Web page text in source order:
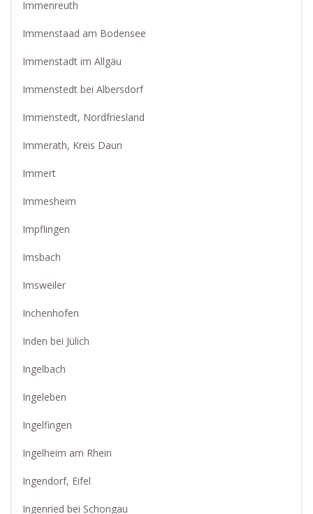
Immenreuth
Immenstaad am Bodensee
Immenstadt im Allgäu
Immenstedt bei Albersdorf
Immenstedt, Nordfriesland
Immerath, Kreis Daun
Immert
Immesheim
Impflingen
Imsbach
Imsweiler
Inchenhofen
Inden bei Jülich
Ingelbach
Ingeleben
Ingelfingen
Ingelheim am Rhein
Ingendorf, Eifel
Ingenried bei Schongau